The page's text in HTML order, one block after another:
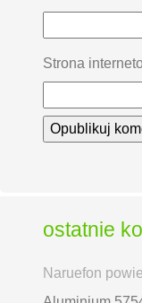
Strona
ostatnie
Naruefon